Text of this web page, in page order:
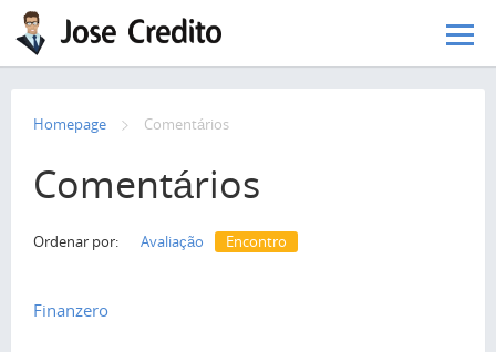
Pular para o conteúdo principal
Homepage Сomentários
Comentários
Ordenar por: Avaliação Encontro
Finanzero